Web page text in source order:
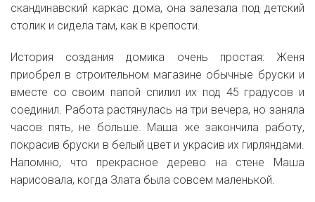
скандинавский каркас дома, она залезала под детский
столик и сидела там, как в крепости.
История создания домика очень простая: Женя
приобрел в строительном магазине обычные бруски и
вместе со своим папой спилил их под 45 градусов и
соединил. Работа растянулась на три вечера, но заняла
часов пять, не больше. Маша же закончила работу,
покрасив бруски в белый цвет и украсив их гирляндами.
Напомню, что прекрасное дерево на стене Маша
нарисовала, когда Злата была совсем маленькой.